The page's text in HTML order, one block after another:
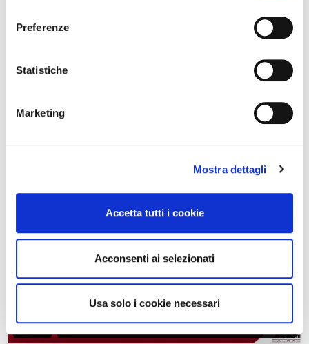
Preferenze
Statistiche
Marketing
Mostra dettagli
Accetta tutti i cookie
Acconsenti ai selezionati
Usa solo i cookie necessari
Hai già un account?
Effettua il login
Tutorial